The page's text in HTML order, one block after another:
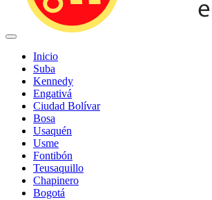
Inicio
Suba
Kennedy
Engativá
Ciudad Bolívar
Bosa
Usaquén
Usme
Fontibón
Teusaquillo
Chapinero
Bogotá